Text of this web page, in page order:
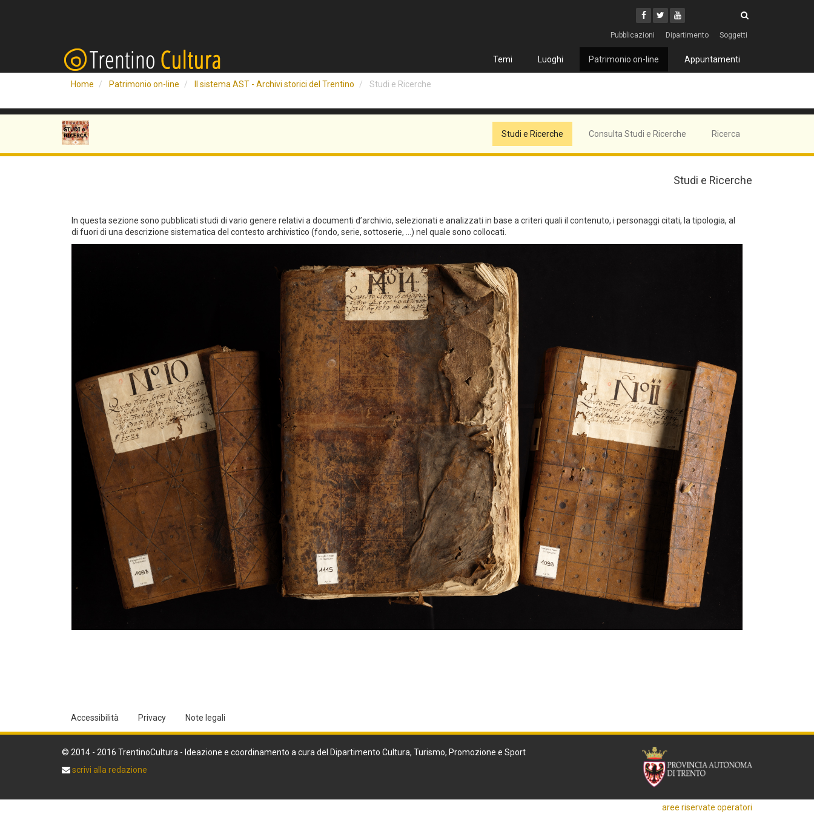
Facebook
Twitter
Youtube
Pubblicazioni Dipartimento Soggetti
Temi Luoghi Patrimonio on-line Appuntamenti
Home Patrimonio on-line Il sistema AST - Archivi storici del Trentino Studi e Ricerche
Studi e Ricerche Consulta Studi e Ricerche Ricerca
Studi e Ricerche
In questa sezione sono pubblicati studi di vario genere relativi a documenti d’archivio, selezionati e analizzati in base a criteri quali il contenuto, i personaggi citati, la tipologia, al
di fuori di una descrizione sistematica del contesto archivistico (fondo, serie, sottoserie, ...) nel quale sono collocati.
Accessibilità Privacy Note legali
© 2014 - 2016 TrentinoCultura - Ideazione e coordinamento a cura del Dipartimento Cultura, Turismo, Promozione e Sport
scrivi alla redazione
aree riservate operatori